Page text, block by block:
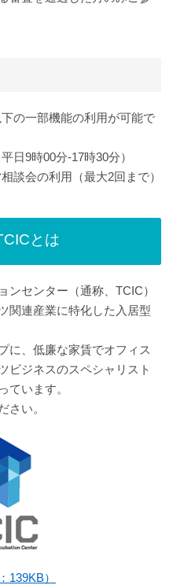
の一部機能の利用が可能で
日9時00分-17時30分）
談会の利用（最大2回まで）
とは
ンセンター（通称、TCIC）
関連産業に特化した入居型
に、低廉な家賃でオフィス
ビジネスのスペシャリスト
ています。
さい。
139KB）